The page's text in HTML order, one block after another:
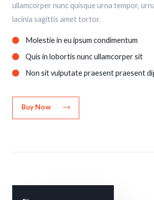
ullamcorper nunc quisque urna tempor,
lacinia sagittis amet tortor.
Molestie in eu ipsum condimentum
Quis in lobortis nunc ullamcorper sit
Non sit vulputate praesent praesent
Buy Now